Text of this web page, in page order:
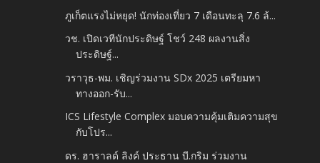
ภูเก็ตแรงไม่หยุด! นักท่องเที่ยว 7 เดือนทะลุ 7.6 ล้...
วช. เปิดเวทีนักประดิษฐ์ โชว์ 248 ผลงานสิ่ง
ประดิษฐ์...
วราวุธ-พม. เชิญร่วมงาน SDx 2025 เตรียมหา
ทางออก-รับ...
ICS Lifestyle Complex มอบความคุ้มเติมความสุข
กับโปร...
ดร. ฮาราลด์ ลิงค์ ประธาน บี.กริม ร่วมงาน